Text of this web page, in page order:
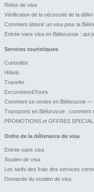
Refus de visa
Vérification de la nécessité de la
Comment obtenir un visa pour la
Entrée sans visa en Biélorussie : qui
Services touristiques
Curiosités
Hôtels
Transfer
Excursions&Tours
Comment se rendre en Biélorussie
Transports en Biélorussie : comment
PROMOTIONS et OFFRES
Ordre de la délivrance de visa
Entrée sans visa
Soutien de visa
Les tarifs des frais des services
Demande du soutien de visa